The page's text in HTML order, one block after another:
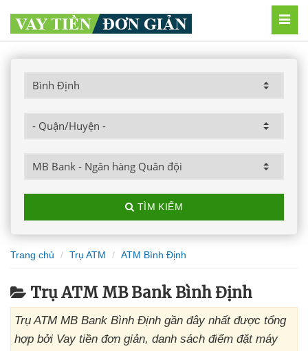
TÌM KIẾM
Trang chủ Trụ ATM ATM Bình Định
Trụ ATM MB Bank Bình Định
Trụ ATM MB Bank Bình Định gần đây nhất được tổng
hợp bởi Vay tiền đơn giản, danh sách điểm đặt máy